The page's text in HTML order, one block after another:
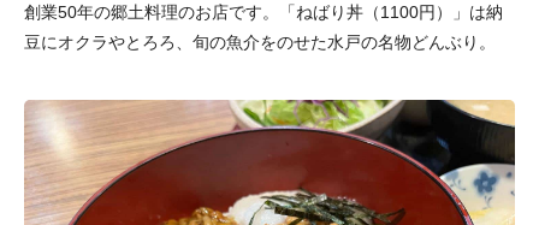
創業50年の郷土料理のお店です。「ねばり丼（1100円）」は納
豆にオクラやとろろ、旬の魚介をのせた水戸の名物どんぶり。